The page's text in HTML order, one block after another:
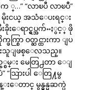
“လာၿပီ လာၿပီ”
မိုးငယ္ အသံေပးရင္း
းေရာင္ရွပ္အက်ႌႏွင့္ ဖို
ြာ ဝတ္ဆင္ထားကာ ျပ
သူျဖစ္ေလသည္။
စမ္း မေတြ႕တာ ေျ
သြားပါ ေတြ႔မွ
ေတာင္ မွန္မွန္မဆက္ပဲ